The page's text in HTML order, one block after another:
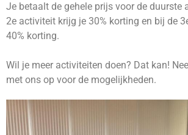
Je betaalt de gehele prijs voor de duurste
2e activiteit krijg je 30% korting en bij de
40% korting.
Wil je meer activiteiten doen? Dat kan!
met ons op voor de mogelijkheden.